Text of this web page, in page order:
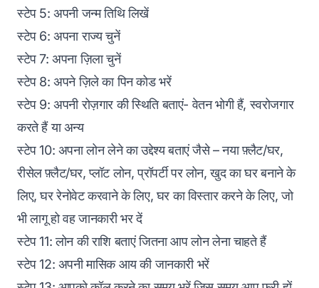
स्टेप 5: अपनी जन्‍म तिथि लिखें
स्टेप 6: अपना राज्‍य चुनें
स्टेप 7: अपना ज़िला चुनें
स्टेप 8: अपने ज़िले का पिन कोड भरें
स्टेप 9: अपनी रोज़गार की स्थिति बताएं- वेतन भोगी हैं, स्‍वरोजगार
करते हैं या अन्‍य
स्टेप 10: अपना लोन लेने का उद्देश्य बताएं जैसे – नया फ़्लैट/घर,
रीसेल फ़्लैट/घर, प्‍लॉट लोन, प्रॉपर्टी पर लोन, खुद का घर बनाने के
लिए, घर रेनोवेट करवाने के लिए, घर का व‍िस्‍तार करने के लिए, जो
भी लागू हो वह जानकारी भर दें
स्टेप 11: लोन की राशि बताएं जितना आप लोन लेना चाहते हैं
स्टेप 12: अपनी मासिक आय की जानकारी भरें